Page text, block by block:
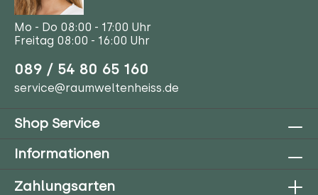
Mo - Do 08:00 - 17:00 Uhr
Freitag 08:00 - 16:00 Uhr
089 / 54 80 65 160
service@raumweltenheiss.de
Shop Service
Informationen
Zahlungsarten